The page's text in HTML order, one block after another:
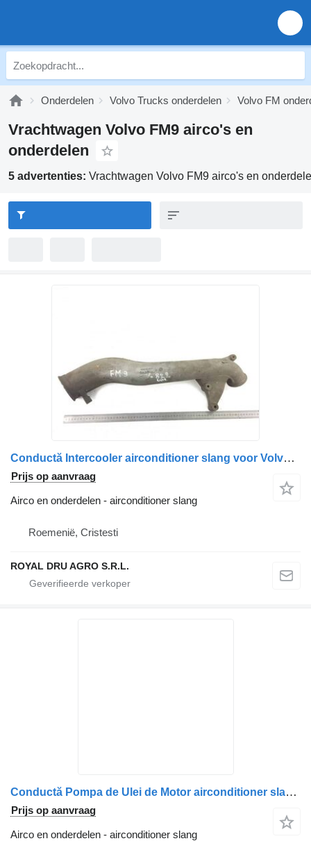
Onderdelen Volvo Trucks onderdelen Volvo FM
Vrachtwagen Volvo FM9 airco's en
onderdelen
5 advertenties: Vrachtwagen Volvo FM9 airco's en
Conductă Intercooler airconditioner slang voor Volvo FM9 3979999 20512782 vrachtwagen
Prijs op aanvraag
Airco en onderdelen - airconditioner slang
Roemenië, Cristesti
ROYAL DRU AGRO S.R.L.
Conductă Pompa de Ulei de Motor airconditioner slang voor Volvo FM9 20405081 vrachtwagen
Prijs op aanvraag
Airco en onderdelen - airconditioner slang